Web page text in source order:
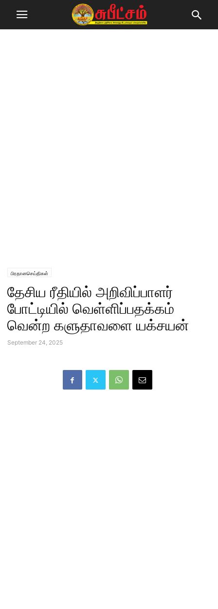
பிரதானசெய்திகள்
தேசிய ரீதியில் அறிவிப்பாளர்
போட்டியில் வெள்ளிப்பதக்கம்
வென்ற களுதாவளை யக்சயன்
September 24, 2025